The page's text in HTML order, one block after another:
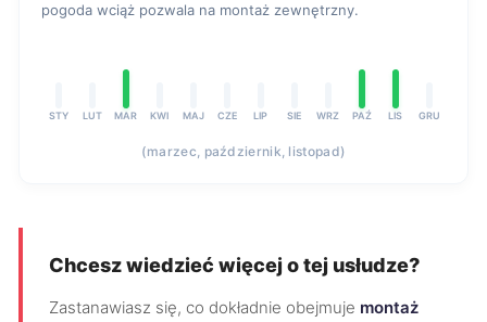
pogoda wciąż pozwala na montaż zewnętrzny.
STY LUT MAR KWI MAJ CZE LIP SIE WRZ PAŹ LIS GRU
(marzec, październik, listopad)
Chcesz wiedzieć więcej o tej usłudze?
Zastanawiasz się, co dokładnie obejmuje montaż